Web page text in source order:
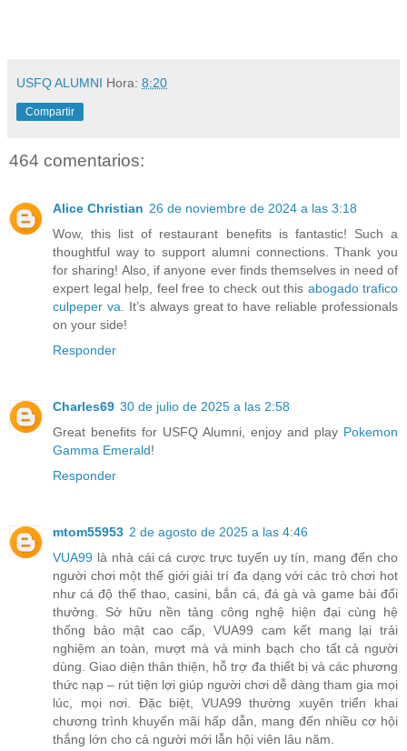
USFQ ALUMNI Hora: 8:20
Compartir
464 comentarios:
Alice Christian 26 de noviembre de 2024 a las 3:18
Wow, this list of restaurant benefits is fantastic! Such a
thoughtful way to support alumni connections. Thank you
for sharing! Also, if anyone ever finds themselves in need of
expert legal help, feel free to check out this abogado trafico
culpeper va . It’s always great to have reliable professionals
on your side!
Responder
Charles69 30 de julio de 2025 a las 2:58
Great benefits for USFQ Alumni, enjoy and play Pokemon
Gamma Emerald!
Responder
mtom55953 2 de agosto de 2025 a las 4:46
VUA99 là nhà cái cá cược trực tuyến uy tín, mang đến cho
người chơi một thế giới giải trí đa dạng với các trò chơi hot
như cá độ thể thao, casini, bắn cá, đá gà và game bài đổi
thưởng. Sở hữu nền tảng công nghệ hiện đại cùng hệ
thống bảo mật cao cấp, VUA99 cam kết mang lại trải
nghiệm an toàn, mượt mà và minh bạch cho tất cả người
dùng. Giao diện thân thiện, hỗ trợ đa thiết bị và các phương
thức nạp – rút tiện lợi giúp người chơi dễ dàng tham gia mọi
lúc, mọi nơi. Đặc biệt, VUA99 thường xuyên triển khai
chương trình khuyến mãi hấp dẫn, mang đến nhiều cơ hội
thắng lớn cho cả người mới lẫn hội viên lâu năm.